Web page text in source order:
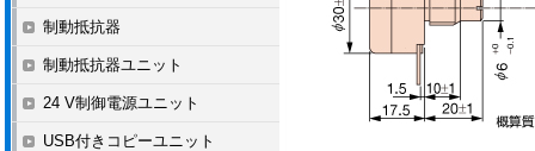
制動抵抗器
制動抵抗器ユニット
24 V制御電源ユニット
USB付きコピーユニット